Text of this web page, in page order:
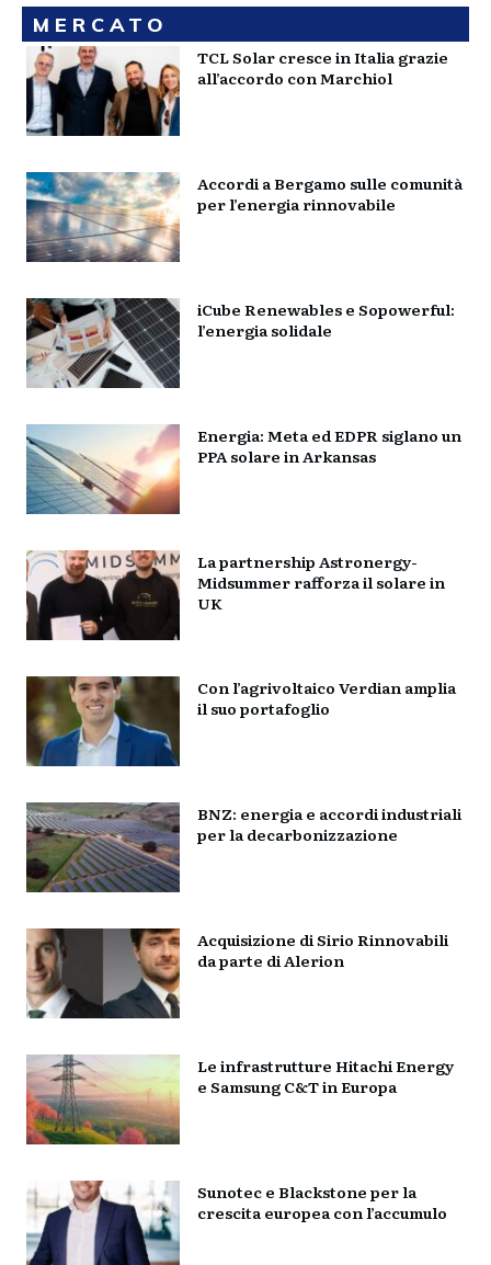
MERCATO
TCL Solar cresce in Italia grazie
all’accordo con Marchiol
Accordi a Bergamo sulle comunità
per l’energia rinnovabile
iCube Renewables e Sopowerful:
l’energia solidale
Energia: Meta ed EDPR siglano un
PPA solare in Arkansas
La partnership Astronergy-
Midsummer rafforza il solare in
UK
Con l’agrivoltaico Verdian amplia
il suo portafoglio
BNZ: energia e accordi industriali
per la decarbonizzazione
Acquisizione di Sirio Rinnovabili
da parte di Alerion
Le infrastrutture Hitachi Energy
e Samsung C&T in Europa
Sunotec e Blackstone per la
crescita europea con l’accumulo